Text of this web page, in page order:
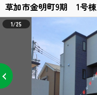
草加市金明町9期 1号棟
1/25